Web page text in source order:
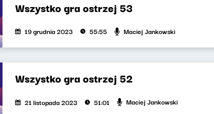
Wszystko gra ostrzej 53
19 grudnia 2023 55:55 Maciej Jankowski
Wszystko gra ostrzej 52
21 listopada 2023 51:01 Maciej Jankowski